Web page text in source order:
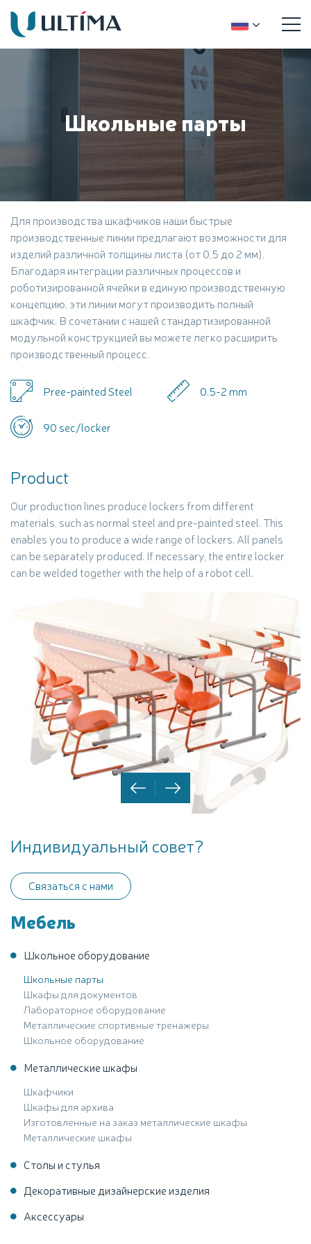
Школьные парты
Мебель
Школьное оборудование
Школьные парты
Шкафы для документов
Лабораторное оборудование
Металлические спортивные тренажеры
Школьное оборудование
Металлические шкафы
Шкафчики
Шкафы для архива
Изготовленные на заказ металлические шкафы
Металлические шкафы
Столы и стулья
Декоративные дизайнерские изделия
Аксессуары
Для производства шкафчиков наши быстрые
производственные линии предлагают возможности для
изделий различной толщины листа (от 0,5 до 2 мм).
Благодаря интеграции различных процессов и
роботизированной ячейки в единую производственную
концепцию, эти линии могут производить полный
шкафчик. В сочетании с нашей стандартизированной
модульной конструкцией вы можете легко расширить
производственный процесс.
Pree-painted Steel 0.5-2 mm
90 sec/locker
Product
Our production lines produce lockers from different
materials, such as normal steel and pre-painted steel. This
enables you to produce a wide range of lockers. All panels
can be separately produced. If necessary, the entire locker
can be welded together with the help of a robot cell.
Индивидуальный совет?
Связаться с нами